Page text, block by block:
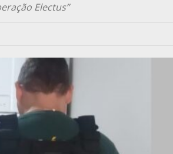
Electus”